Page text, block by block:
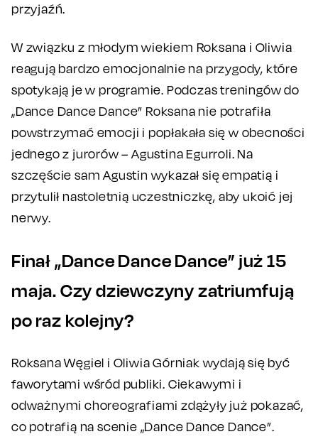
przyjaźń.
W związku z młodym wiekiem Roksana i Oliwia
reagują bardzo emocjonalnie na przygody, które
spotykają je w programie. Podczas treningów do
„Dance Dance Dance” Roksana nie potrafiła
powstrzymać emocji i popłakała się w obecności
jednego z jurorów – Agustina Egurroli. Na
szczęście sam Agustin wykazał się empatią i
przytulił nastoletnią uczestniczkę, aby ukoić jej
nerwy.
Finał „Dance Dance Dance” już 15
maja. Czy dziewczyny zatriumfują
po raz kolejny?
Roksana Węgiel i Oliwia Górniak wydają się być
faworytami wśród publiki. Ciekawymi i
odważnymi choreografiami zdążyły już pokazać,
co potrafią na scenie „Dance Dance Dance”.